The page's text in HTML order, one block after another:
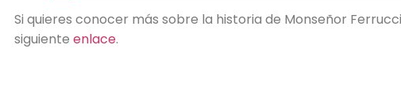
Si quieres conocer más sobre la historia de Monseñor
siguiente enlace.